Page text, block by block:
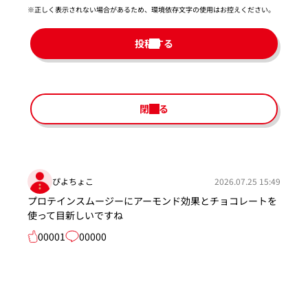
※正しく表示されない場合があるため、環境依存文字の使用はお控えください。​
投稿する
閉じる
ぴよちょこ 2026.07.25 15:49
プロテインスムージーにアーモンド効果とチョコレートを
使って目新しいですね
00001
00000